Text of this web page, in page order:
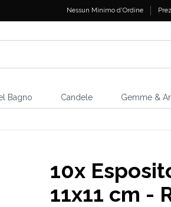
Nessun Minimo d'Ordine
Bagno Candele Gemme &
10x
11x11 cm -